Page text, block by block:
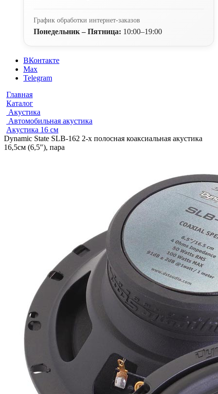
График обработки интернет-заказов
Понедельник – Пятница: 10:00–19:00
ВКонтакте
Max
Telegram
Главная
Каталог
Акустика
Автомобильная акустика
Акустика 16 см
Dynamic State SLB-162 2-х полосная коаксиальная акустика
16,5см (6,5"), пара